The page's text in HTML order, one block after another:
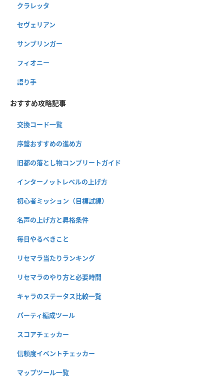
クラレッタ
セヴェリアン
サンブリンガー
フィオニー
語り手
おすすめ攻略記事
交換コード一覧
序盤おすすめの進め方
旧都の落とし物コンプリートガイド
インターノットレベルの上げ方
初心者ミッション（目標試練）
名声の上げ方と昇格条件
毎日やるべきこと
リセマラ当たりランキング
リセマラのやり方と必要時間
キャラのステータス比較一覧
パーティ編成ツール
スコアチェッカー
信頼度イベントチェッカー
マップツール一覧